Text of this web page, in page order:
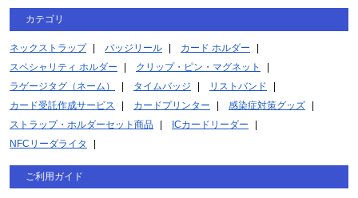
カテゴリ
ネックストラップ バッジリール
カード ホルダー
スペシャリティ ホルダー
クリップ・ピン・マグネット
ラゲージタグ（ネーム）
タイムバッジ
リストバンド
カード受託作成サービス
カードプリンター
感染症対策グッズ
ストラップ・ホルダーセット商品
ICカードリーダー
NFCリーダライタ
ご利用ガイド